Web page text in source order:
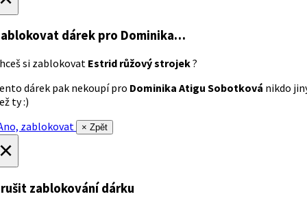
dárek pro Dominika…
si zablokovat Estrid růžový strojek?
dárek pak nekoupí pro Dominika Atigu Sobotková nikdo
ty :)
zablokovat
× Zpět
zablokování dárku